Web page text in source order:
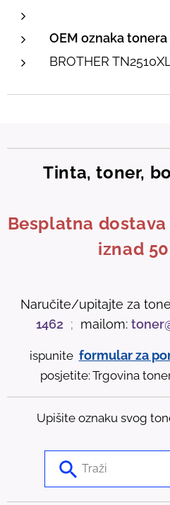
OEM oznaka
BROTHER
Tinta, toner,
Besplatna
iznad
Naručite/upitajte za
1462 ; mailom:
ispunite formular za
posjetite: Trgovina
Upišite oznaku svog